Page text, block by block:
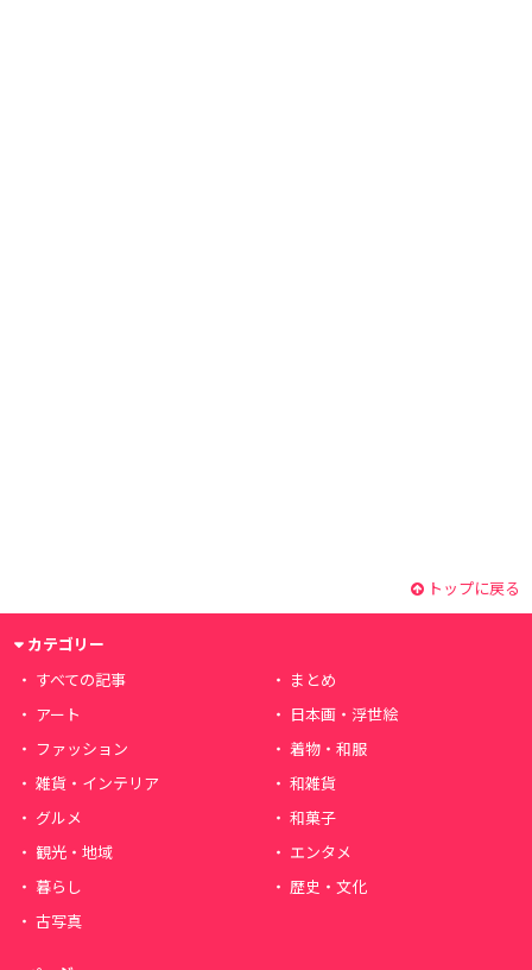
トップに戻る
カテゴリー
すべての記事
まとめ
アート
日本画・浮世絵
ファッション
着物・和服
雑貨・インテリア
和雑貨
グルメ
和菓子
観光・地域
エンタメ
暮らし
歴史・文化
古写真